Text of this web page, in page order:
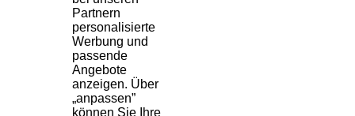
Partnern
personalisierte
Werbung und
passende
Angebote
anzeigen. Über
„anpassen”
können Sie Ihre